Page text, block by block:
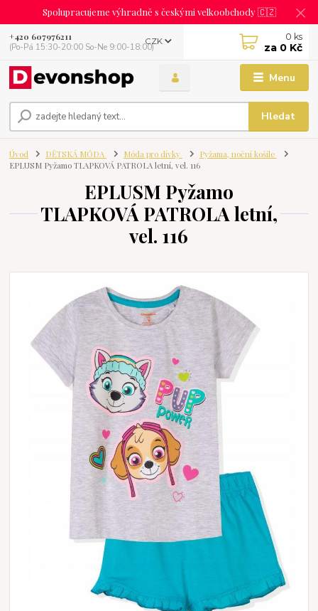
Spolupracujeme výhradně s českými velkoobchody 🇨🇿
Menu
CZK
Hledat
+420 607976211
(Po-Pá 15:30-20:00 So-Ne 9:00-18:00)
0 ks
za 0 Kč
Úvod DĚTSKÁ MÓDA Móda pro dívky
Pyžama, noční košile
EPLUSM Pyžamo TLAPKOVÁ PATROLA letní, vel. 116
EPLUSM Pyžamo
TLAPKOVÁ PATROLA letní,
vel. 116